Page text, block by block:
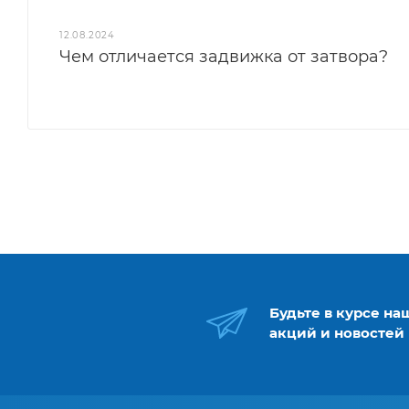
12.08.2024
Чем отличается задвижка от затвора?
Будьте в курсе
акций и новостей